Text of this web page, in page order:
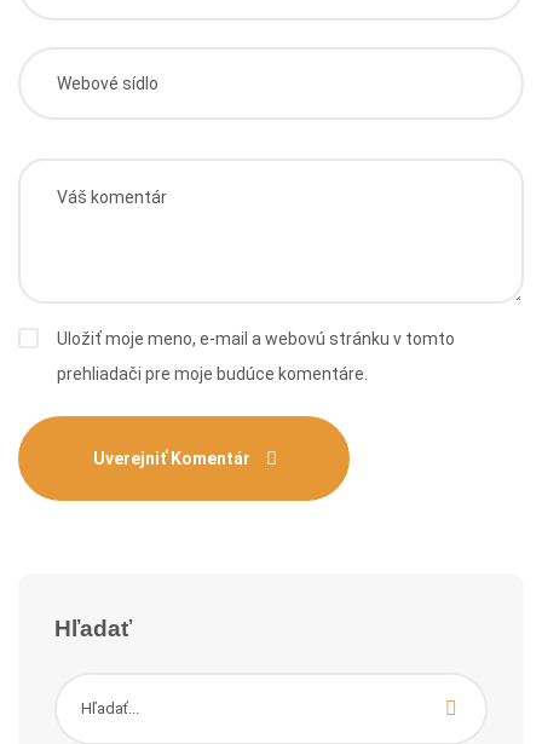
Uložiť moje meno, e-mail a webovú stránku v tomto
prehliadači pre moje budúce komentáre.
Hľadať